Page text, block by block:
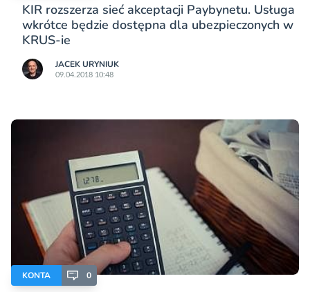
KIR rozszerza sieć akceptacji Paybynetu. Usługa
wkrótce będzie dostępna dla ubezpieczonych w
KRUS-ie
JACEK URYNIUK
09.04.2018 10:48
KONTA 0